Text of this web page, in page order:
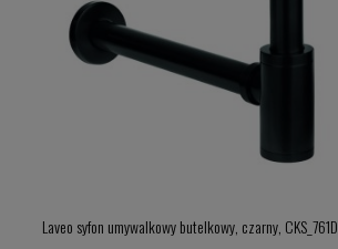
Laveo syfon umywalkowy butelkowy, czarny, CKS_761D